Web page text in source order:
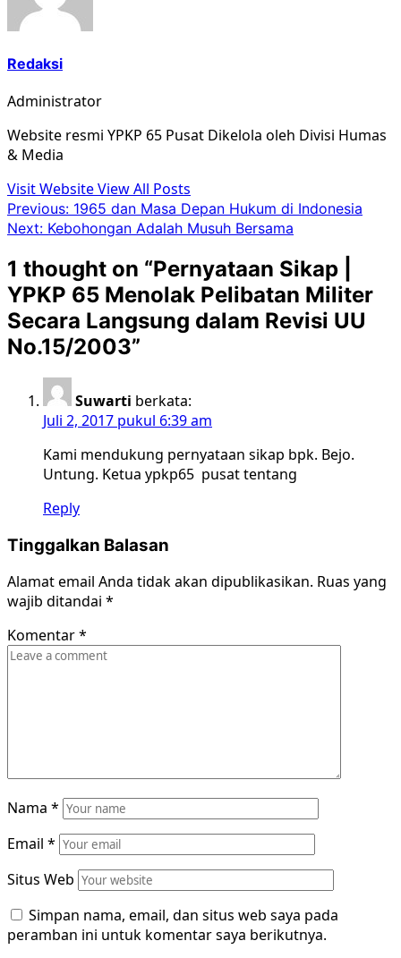
Redaksi
Administrator
Website resmi YPKP 65 Pusat Dikelola oleh Divisi Humas
& Media
Visit WebsiteView All Posts
Post
navigation
Previous: 1965 dan Masa Depan Hukum di Indonesia
Next: Kebohongan Adalah Musuh Bersama
1 thought on “Pernyataan Sikap |
YPKP 65 Menolak Pelibatan Militer
Secara Langsung dalam Revisi UU
No.15/2003”
Suwarti berkata:
Juli 2, 2017 pukul 6:39 am
Kami mendukung pernyataan sikap bpk. Bejo.
Untung. Ketua ypkp65 pusat tentang
Reply
Tinggalkan Balasan
Alamat email Anda tidak akan dipublikasikan. Ruas yang
wajib ditandai *
Komentar*
Nama *
Email *
Situs Web
Simpan nama, email, dan situs web saya pada
peramban ini untuk komentar saya berikutnya.